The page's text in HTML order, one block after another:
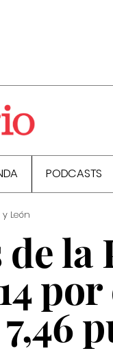
PODCASTS
León
la